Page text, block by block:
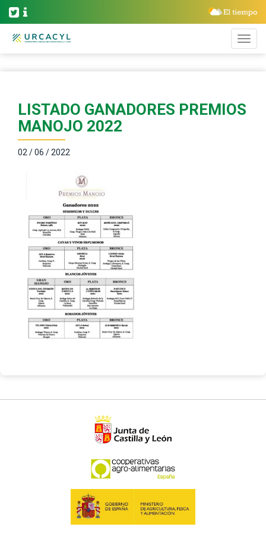
LISTADO GANADORES PREMIOS
MANOJO 2022
02 / 06 / 2022